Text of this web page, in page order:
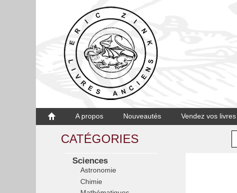
A propos Nouveautés Vendez vos livres
CATÉGORIES
Sciences
Astronomie
Chimie